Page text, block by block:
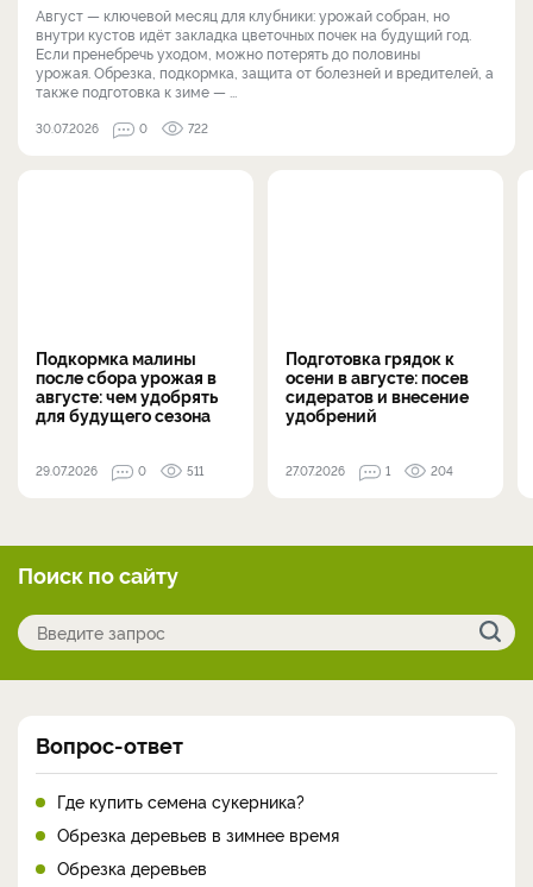
Август — ключевой месяц для клубники: урожай собран, но
внутри кустов идёт закладка цветочных почек на будущий год.
Если пренебречь уходом, можно потерять до половины
урожая. Обрезка, подкормка, защита от болезней и вредителей, а
также подготовка к зиме — ...
30.07.2026 0 722
Подкормка малины
после сбора урожая в
августе: чем удобрять
для будущего сезона
29.07.2026 0 511
Подготовка грядок к
осени в августе: посев
сидератов и внесение
удобрений
27.07.2026 1 204
Поиск по сайту
Вопрос-ответ
Где купить семена сукерника?
Обрезка деревьев в зимнее время
Обрезка деревьев